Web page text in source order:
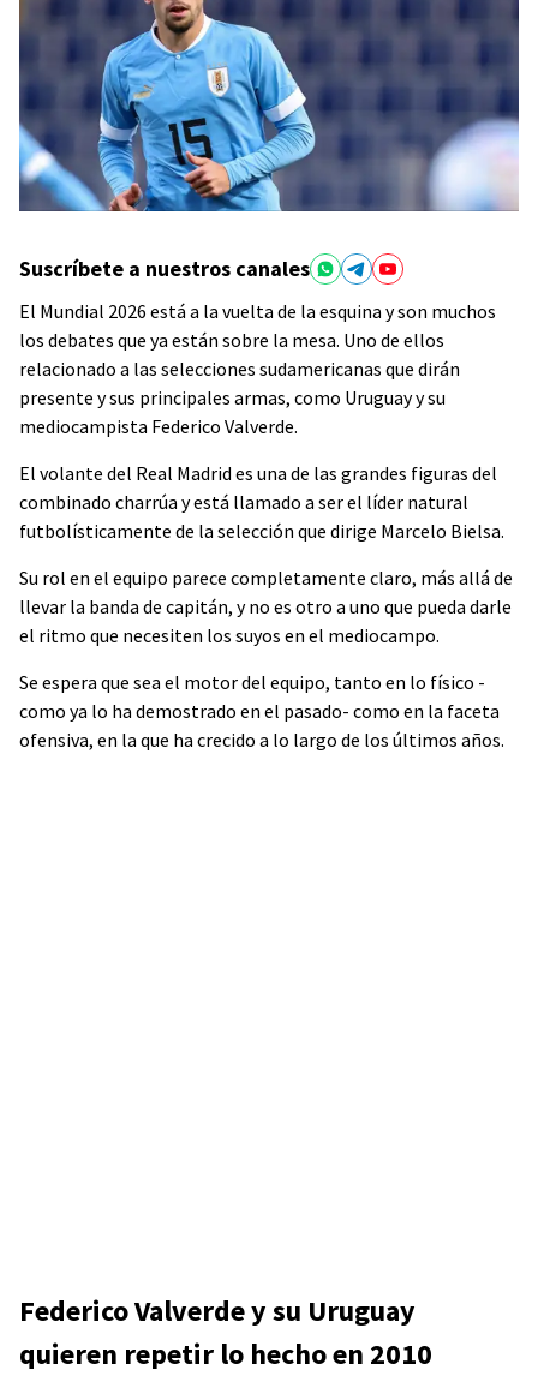
Suscríbete a nuestros canales
El Mundial 2026 está a la vuelta de la esquina y son muchos
los debates que ya están sobre la mesa. Uno de ellos
relacionado a las selecciones sudamericanas que dirán
presente y sus principales armas, como Uruguay y su
mediocampista Federico Valverde.
El volante del Real Madrid es una de las grandes figuras del
combinado charrúa y está llamado a ser el líder natural
futbolísticamente de la selección que dirige Marcelo Bielsa.
Su rol en el equipo parece completamente claro, más allá de
llevar la banda de capitán, y no es otro a uno que pueda darle
el ritmo que necesiten los suyos en el mediocampo.
Se espera que sea el motor del equipo, tanto en lo físico -
como ya lo ha demostrado en el pasado- como en la faceta
ofensiva, en la que ha crecido a lo largo de los últimos años.
Federico Valverde y su Uruguay
quieren repetir lo hecho en 2010